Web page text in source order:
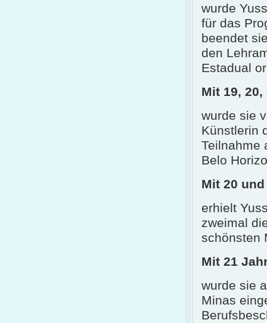
wurde
für das
beendet
den
Estadual
Mit 19,
wurde sie
Künstlerin
Teilnahme
Belo
Mit 20
erhielt
zweimal
schönsten
Mit 21
wurde sie
Minas